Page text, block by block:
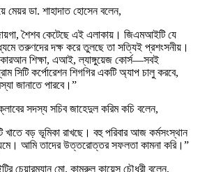
মেয়র ডা. শাহাদাত হোসেন বলেন,
শৈশব কেটেছে এই এলাকায়। জিএমআইটি যে
তরুণদের দক্ষ করে তুলছে তা সত্যিই প্রশংসনীয়।
শিক্ষা, এআই, ল্যাঙ্গুয়েজ কোর্স—সবই
সিটি কর্পোরেশন শিগগির একটি অ্যাপ চালু করবে,
জানাতে পারবে।”
সদস্য সচিব জাহেদুল করিম কচি বলেন,
খাতে বড় ভূমিকা রাখছে। বহু পরিবার আজ কর্মসংস্থান
আমি তাদের উত্তরোত্তর সফলতা কামনা করি।”
চেয়ারম্যান মো. কামরুল কায়েস চৌধুরী বলেন,